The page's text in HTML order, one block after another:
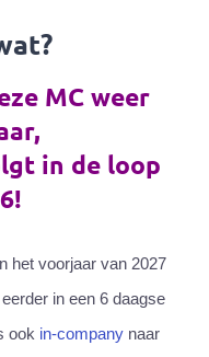
MC weer
in de loop
het voorjaar van 2027
in een 6 daagse
ook in-company naar